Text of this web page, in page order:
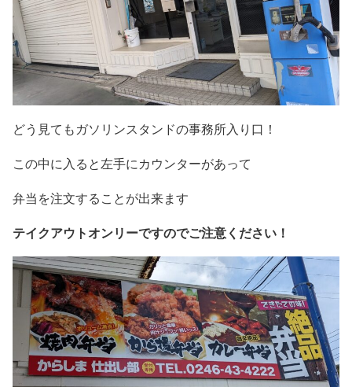
どう見てもガソリンスタンドの事務所入り口！
この中に入ると左手にカウンターがあって
弁当を注文することが出来ます
テイクアウトオンリーですのでご注意ください！